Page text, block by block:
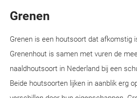
Grenen
Grenen is een houtsoort dat afkomstig
Grenenhout is samen met vuren de
naaldhoutsoort in Nederland bij een
Beide houtsoorten lijken in aanblik erg